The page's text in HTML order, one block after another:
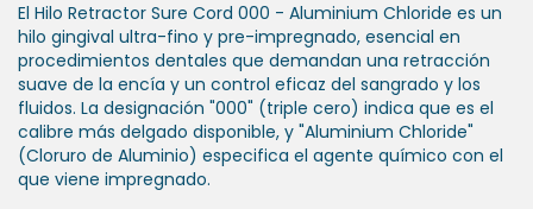
El Hilo Retractor Sure Cord 000 - Aluminium Chloride es un
hilo gingival ultra-fino y pre-impregnado, esencial en
procedimientos dentales que demandan una retracción
suave de la encía y un control eficaz del sangrado y los
fluidos. La designación "000" (triple cero) indica que es el
calibre más delgado disponible, y "Aluminium Chloride"
(Cloruro de Aluminio) especifica el agente químico con el
que viene impregnado.
ODONTOLÓGICOS
LABORATORIO
BIOSEGURIDAD